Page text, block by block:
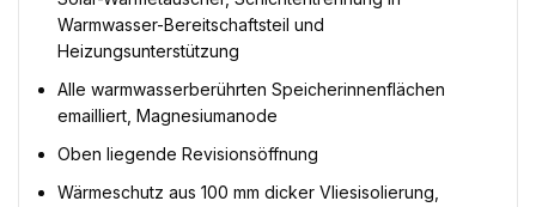
Warmwasser-Bereitschaftsteil und
Heizungsunterstützung
Alle warmwasserberührten Speicherinnenflächen
emailliert, Magnesiumanode
Oben liegende Revisionsöffnung
Wärmeschutz aus 100 mm dicker Vliesisolierung,